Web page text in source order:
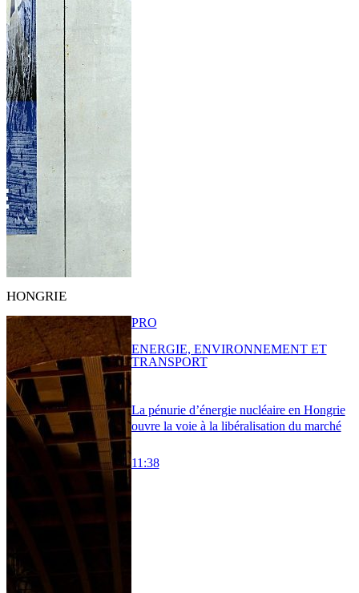
HONGRIE
La pénurie d’énergie nucléaire en Hongrie
ouvre la voie à la libéralisation du marché
11:38
PRO
ENERGIE, ENVIRONNEMENT ET
TRANSPORT